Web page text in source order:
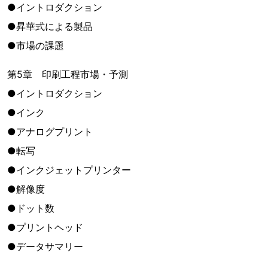
●イントロダクション
●昇華式による製品
●市場の課題
第5章 印刷工程市場・予測
●イントロダクション
●インク
●アナログプリント
●転写
●インクジェットプリンター
●解像度
●ドット数
●プリントヘッド
●データサマリー